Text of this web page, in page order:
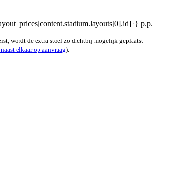
p.p.
wordt de extra stoel zo dichtbij mogelijk geplaatst
elkaar op aanvraag).